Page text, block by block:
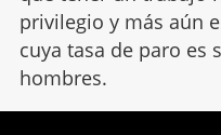
privilegio y más aún
cuya tasa de paro es
hombres.